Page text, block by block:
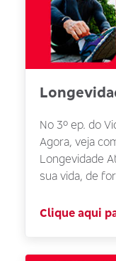
No 3º ep. do
Agora, veja
Longevidade
sua vida, de
Clique aqui